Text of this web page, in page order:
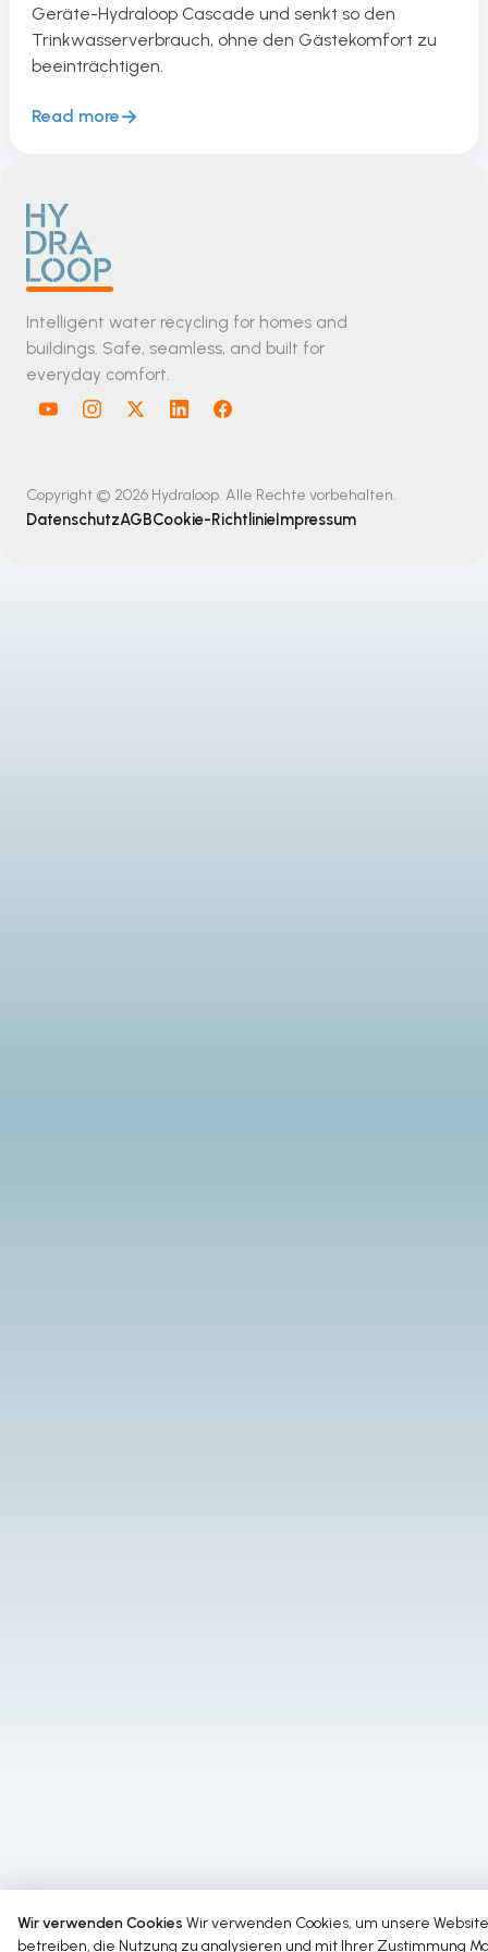
Geräte-Hydraloop Cascade und senkt so den
Trinkwasserverbrauch, ohne den Gästekomfort zu
beeinträchtigen.
Read more
Intelligent water recycling for homes and
buildings. Safe, seamless, and built for
everyday comfort.
Copyright © 2026 Hydraloop. Alle Rechte vorbehalten.
DatenschutzAGBCookie-RichtlinieImpressum
Wir verwenden Cookies Wir verwenden Cookies, um unsere
betreiben, die Nutzung zu analysieren und mit Ihrer Zustimmung